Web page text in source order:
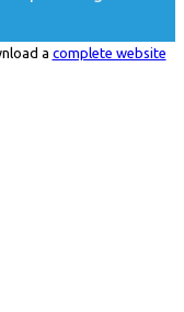
a complete website